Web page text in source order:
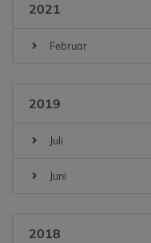
2021
Februar
2019
Juli
Juni
2018